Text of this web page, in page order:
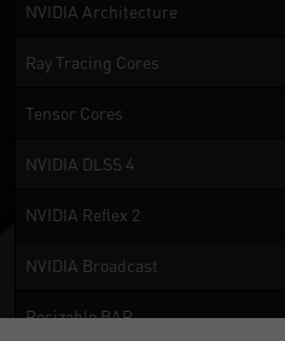
NVIDIA Architecture
Ray Tracing Cores
Tensor Cores
NVIDIA DLSS 4
NVIDIA Reflex 2
NVIDIA Broadcast
Resizable BAR